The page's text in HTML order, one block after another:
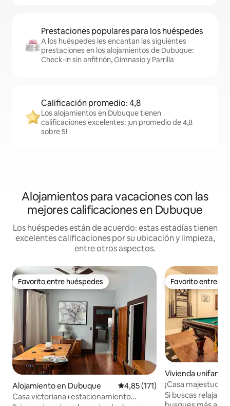
Prestaciones populares para los huéspedes
A los huéspedes les encantan las siguientes
prestaciones en los alojamientos de Dubuque:
Check-in sin anfitrión, Gimnasio y Parrilla
Calificación promedio: 4,8
Los alojamientos en Dubuque tienen
calificaciones excelentes: ¡un promedio de 4,8
sobre 5!
Alojamientos para vacaciones con las
mejores calificaciones en Dubuque
Los huéspedes están de acuerdo: estas estadías tienen
excelentes calificaciones por su ubicación y limpieza,
entre otros aspectos.
Favorito entre huéspedes
Favorito entre huéspedes
Alojamiento en Dubuque Calificación promedio: 4,85 de
4,85 (171)
Casa victoriana+estacionamiento
Favorito entre
Favorito entre
Vivienda
que
¡Casa
camas, mesa de
Si buscas